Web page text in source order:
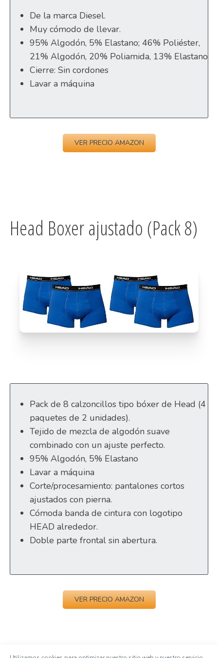
De la marca Diesel.
Muy cómodo de llevar.
95% Algodón, 5% Elastano; 46% Poliéster,
21% Algodón, 20% Poliamida, 13% Elastano
Cierre: Sin cordones
Lavar a máquina
VER PRECIO AMAZON
Head Boxer ajustado (Pack 8)
Pack de 8 calzoncillos tipo bóxer de Head (4
paquetes de 2 unidades).
Tejido de mezcla de algodón suave
combinado con un ajuste perfecto.
95% Algodón, 5% Elastano
Lavar a máquina
Corte/procesamiento: pantalones cortos
ajustados con pierna.
Cómoda banda de cintura con logotipo
HEAD alrededor.
Doble parte frontal sin abertura.
VER PRECIO AMAZON